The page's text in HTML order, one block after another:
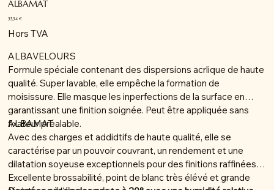
ALBAMAT
Prix
35,34 €
Hors TVA
ALBAVELOURS
Formule spéciale contenant des dispersions acrlique de haute
qualité. Super lavable, elle empêche la formation de
moisissure. Elle masque les inperfections de la surface en
garantissant une finition soignée. Peut être appliquée sans
fixateur préalable.
ALBAMAT
Avec des charges et addidtifs de haute qualité, elle se
caractérise par un pouvoir couvrant, un rendement et une
dilatation soyeuse exceptionnels pour des finitions raffinées.
Excellente brossabilité, point de blanc très élévé et grande